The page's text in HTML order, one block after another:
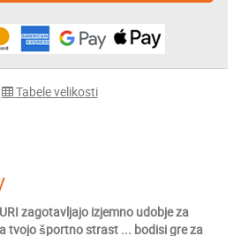
Tabele velikosti
zagotavljajo izjemno udobje za
tvojo športno strast ... bodisi gre za